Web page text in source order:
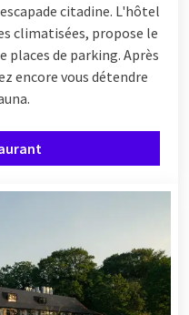
Valk commence
l'heure exacte du brunch
Vérifiez donc toujours
et arrivez à l'heure pour
dimanche détendu et
ligne
dominical détendu et
ligne. Ainsi, vous aurez la
sans souci de toutes
a à offrir.
citadine. L'hôtel
climatisées, propose le
de parking. Après
encore vous détendre